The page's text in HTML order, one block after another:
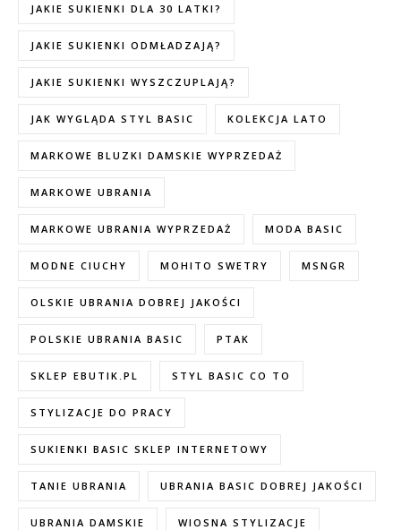
JAKIE SUKIENKI DLA 30 LATKI?
JAKIE SUKIENKI ODMŁADZAJĄ?
JAKIE SUKIENKI WYSZCZUPLAJĄ?
JAK WYGLĄDA STYL BASIC KOLEKCJA LATO
MARKOWE BLUZKI DAMSKIE WYPRZEDAŻ
MARKOWE UBRANIA
MARKOWE UBRANIA WYPRZEDAŻ MODA BASIC
MODNE CIUCHY MOHITO SWETRY MSNGR
OLSKIE UBRANIA DOBREJ JAKOŚCI
POLSKIE UBRANIA BASIC PTAK
SKLEP EBUTIK.PL STYL BASIC CO TO
STYLIZACJE DO PRACY
SUKIENKI BASIC SKLEP INTERNETOWY
TANIE UBRANIA UBRANIA BASIC DOBREJ JAKOŚCI
UBRANIA DAMSKIE WIOSNA STYLIZACJE